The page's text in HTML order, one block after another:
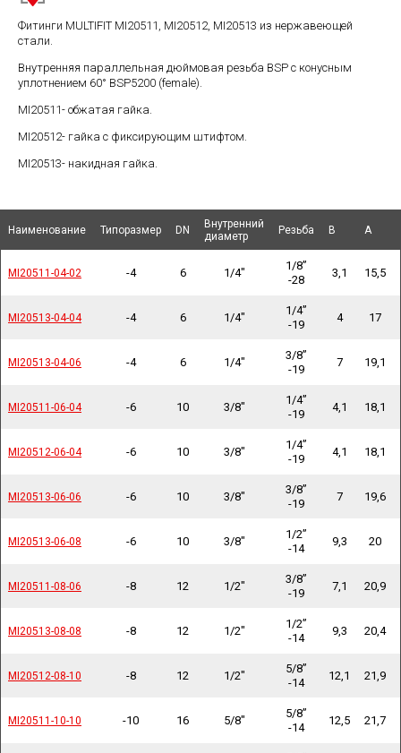
Фитинги MULTIFIT MI20511, MI20512, MI20513 из нержавеющей
стали.
Внутренняя параллельная дюймовая резьба BSP с конусным
уплотнением 60° BSP5200 (female).
MI20511- обжатая гайка.
MI20512- гайка с фиксирующим штифтом.
MI20513- накидная гайка.
Наименование Типоразмер DN
Внутренний
диаметр
Резьба B A
MI20511-04-02 -4 6 1/4"
1/8”
-28
3,1 15,5
MI20513-04-04 -4 6 1/4"
1/4”
-19
4 17
MI20513-04-06 -4 6 1/4"
3/8”
-19
7 19,1
MI20511-06-04 -6 10 3/8"
1/4”
-19
4,1 18,1
MI20512-06-04 -6 10 3/8"
1/4”
-19
4,1 18,1
MI20513-06-06 -6 10 3/8"
3/8”
-19
7 19,6
MI20513-06-08 -6 10 3/8"
1/2”
-14
9,3 20
MI20511-08-06 -8 12 1/2"
3/8”
-19
7,1 20,9
MI20513-08-08 -8 12 1/2"
1/2”
-14
9,3 20,4
MI20512-08-10 -8 12 1/2"
5/8”
-14
12,1 21,9
MI20511-10-10 -10 16 5/8"
5/8”
-14
12,5 21,7
Наименование
MI20511-04-02
MI20513-04-04
MI20513-04-06
MI20511-06-04
MI20512-06-04
MI20513-06-06
MI20513-06-08
MI20511-08-06
MI20513-08-08
MI20512-08-10
MI20511-10-10
Наименование
Наименование Типоразмер DN
Внутренний
диаметр
Резьба B A